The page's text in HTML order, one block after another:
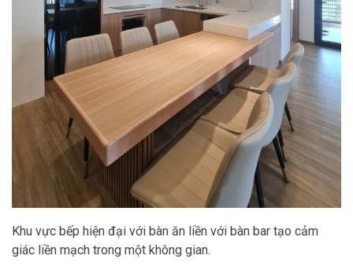
Khu vực bếp hiện đại với bàn ăn liền với bàn bar tạo cảm
giác liền mạch trong một không gian.